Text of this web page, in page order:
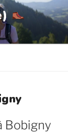
Bobigny